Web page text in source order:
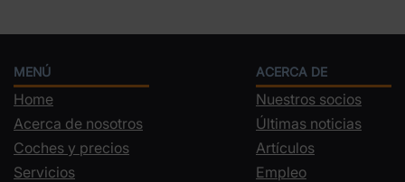
MENÚ
Home
Acerca de nosotros
Coches y precios
Servicios
ACERCA DE
Nuestros socios
Últimas noticias
Artículos
Empleo